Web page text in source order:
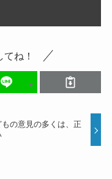
ね！
もの意見の多くは、正